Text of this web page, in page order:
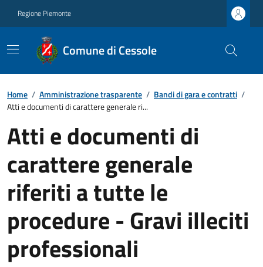
Regione Piemonte
Comune di Cessole
Home / Amministrazione trasparente / Bandi di gara e contratti /
Atti e documenti di carattere generale ri...
Atti e documenti di
carattere generale
riferiti a tutte le
procedure - Gravi illeciti
professionali